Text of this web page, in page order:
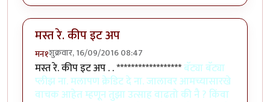
मस्त रे. कीप इट अप
मन१शुक्रवार, 16/09/2016 08:47
मस्त रे. कीप इट अप . . ******************बॅट्या बॅट्या
प्लीझ ना. मलापण क्रेडिट दे ना. जालावर आमच्यासारखे
वाचक आहेत म्हणून तुझा उत्साह वाढतो की नै ? किंवा